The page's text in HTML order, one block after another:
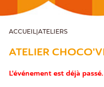
ACCUEIL| ATELIERS
ATELIER
L'événement est déjà passé.